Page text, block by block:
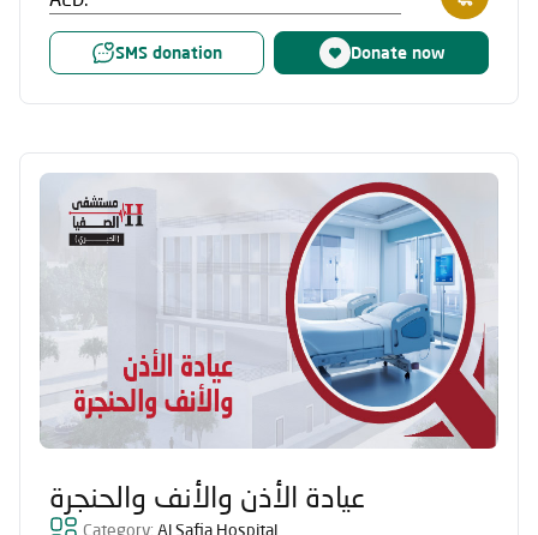
SMS donation Donate now
عيادة الأذن والأنف والحنجرة
Category: Al Safia Hospital